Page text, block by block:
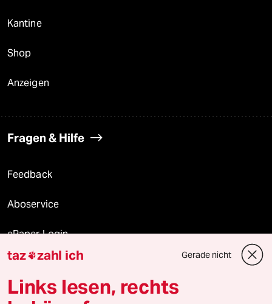
Kantine
Shop
Anzeigen
Fragen & Hilfe
Feedback
Aboservice
ePaper Login
Downloads für Abonnierende
taz zahl ich Gerade nicht
Links lesen, rechts